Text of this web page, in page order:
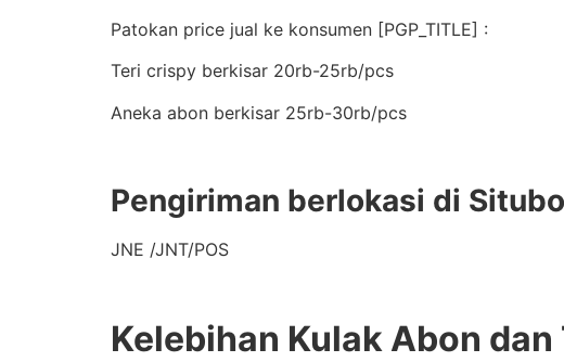
Patokan price jual ke konsumen [PGP_TITLE] :
Teri crispy berkisar 20rb-25rb/pcs
Aneka abon berkisar 25rb-30rb/pcs
Pengiriman berlokasi di
JNE /JNT/POS
Kelebihan Kulak Abon